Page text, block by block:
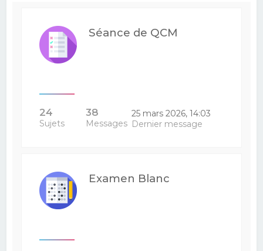
Séance de QCM
24
Sujets
38
Messages
25 mars 2026, 14:03
Dernier message
Examen Blanc